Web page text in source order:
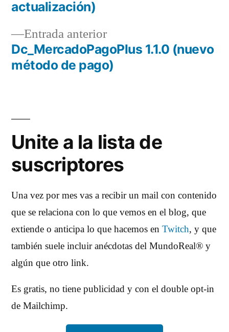
entradas
Entrada anteriorEntrada
anterior:
Dc_MercadoPagoPlus 1.1.0 (nuevo
método de pago)
actualización)
Unite a la lista de
suscriptores
Una vez por mes vas a recibir un mail con contenido
que se relaciona con lo que vemos en el blog, que
extiende o anticipa lo que hacemos en Twitch, y que
también suele incluir anécdotas del MundoReal® y
algún que otro link.
Es gratis, no tiene publicidad y con el double opt-in
de Mailchimp.